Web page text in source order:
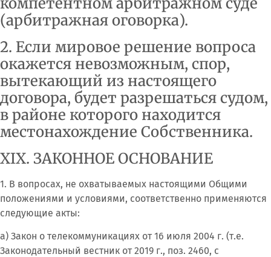
(арбитражная оговорка).
2. Если мировое решение вопроса
окажется невозможным, спор,
вытекающий из настоящего
договора, будет разрешаться судом,
в районе которого находится
местонахождение Собственника.
XIX. ЗАКОННОЕ ОСНОВАНИЕ
1. В вопросах, не охватываемых настоящими Общими
положениями и условиями, соответственно применяются
следующие акты:
а) Закон о телекоммуникациях от 16 июля 2004 г. (т.е.
Законодательный вестник от 2019 г., поз. 2460, с